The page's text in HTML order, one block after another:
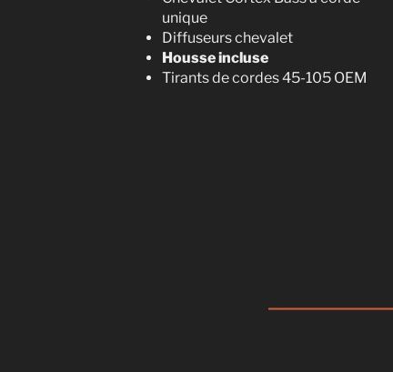
unique
Diffuseurs chevalet
Housse incluse
Tirants de cordes 45-105 OEM